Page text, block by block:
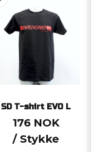
SD T-shirt EVO L
176 NOK
/ Stykke